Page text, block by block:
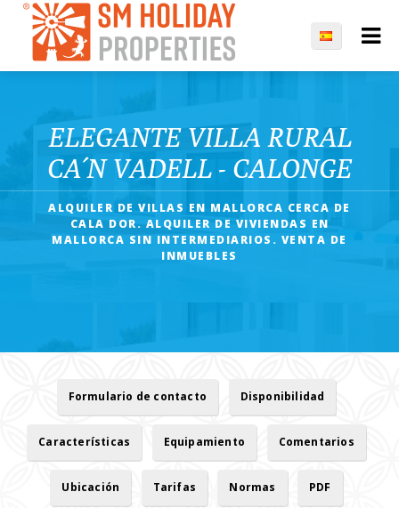
ELEGANTE VILLA RURAL
CA´N VADELL - CALONGE
ALQUILER DE VILLAS EN MALLORCA CERCA DE
CALA DOR. ALQUILER DE VIVIENDAS EN
MALLORCA SIN INTERMEDIARIOS. VENTA DE
INMUEBLES
Formulario de contacto Disponibilidad
Características Equipamiento Comentarios
Ubicación Tarifas Normas PDF